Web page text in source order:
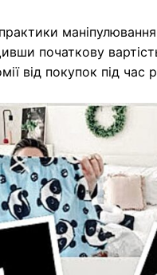
початкову
від покупок під час